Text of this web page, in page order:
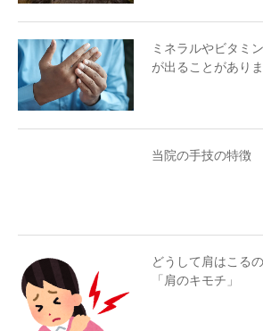
ミネラルやビタミ
が出ることがあり
当院の手技の特徴
どうして肩はこる
「肩のキモチ」